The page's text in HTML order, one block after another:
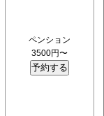
ペンション
3500円〜